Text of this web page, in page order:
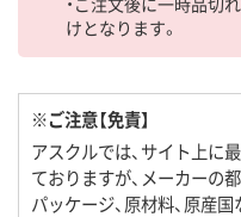
けとなります。
※ご注意【免責】
アスクルでは、サイト上に
ておりますが、メーカーの都
パッケージ、原材料、原産